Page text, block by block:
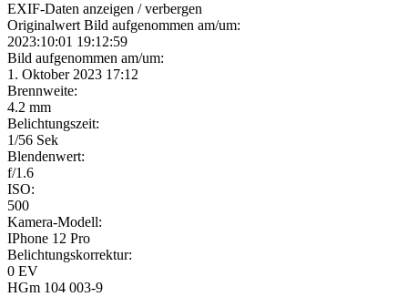
EXIF-Daten anzeigen / verbergen
Originalwert Bild aufgenommen am/um:
2023:10:01 19:12:59
Bild aufgenommen am/um:
1. Oktober 2023 17:12
Brennweite:
4.2 mm
Belichtungszeit:
1/56 Sek
Blendenwert:
f/1.6
ISO:
500
Kamera-Modell:
IPhone 12 Pro
Belichtungskorrektur:
0 EV
HGm 104 003-9